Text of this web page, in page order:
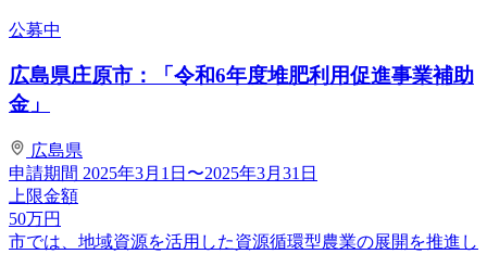
公募中
広島県庄原市：「令和6年度堆肥利用促進事業補助
金」
広島県
申請期間 2025年3月1日〜2025年3月31日
上限金額
50万円
市では、地域資源を活用した資源循環型農業の展開を推進し